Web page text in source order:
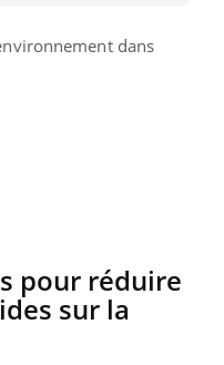
dans
pour réduire
sur la